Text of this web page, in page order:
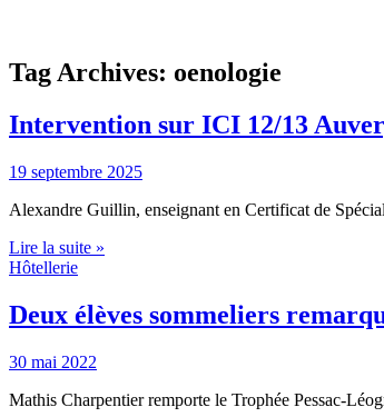
Tag Archives: oenologie
Intervention sur ICI 12/13
19 septembre 2025
Alexandre Guillin, enseignant en Certificat de
Lire la suite »
Hôtellerie
Deux élèves sommeliers
30 mai 2022
Mathis Charpentier remporte le Trophée Pessac-